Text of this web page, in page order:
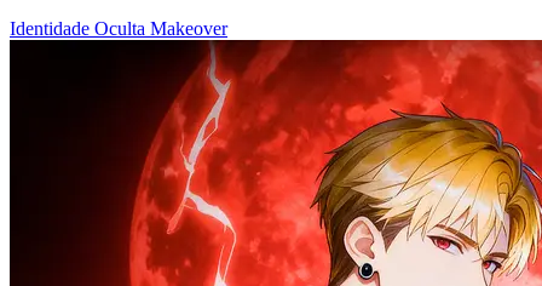
Identidade Oculta Makeover